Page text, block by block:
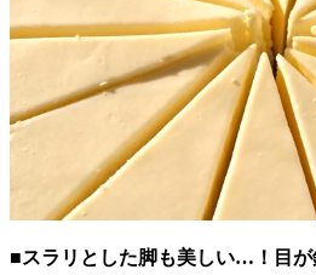
■スラリとした脚も美しい…！目